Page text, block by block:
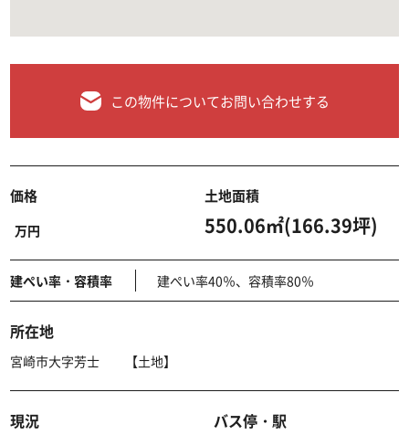
この物件についてお問い合わせする
価格
万円
土地面積
550.06㎡(166.39坪)
建ぺい率・容積率 建ぺい率40％、容積率80％
所在地
宮崎市大字芳士 【土地】
現況 バス停・駅